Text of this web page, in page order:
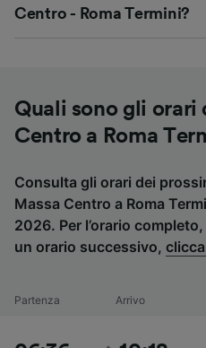
Centro - Roma Termini?
Quali sono gli orari
Centro a Roma
Consulta gli orari dei
Massa Centro a Roma
2026. Per l’orario
un orario successivo,
Partenza Arrivo